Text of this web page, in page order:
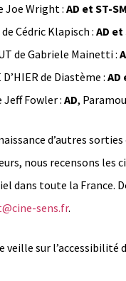
Joe Wright : AD et ST-
de Cédric Klapisch : AD et
de Gabriele Mainetti :
D’HIER de Diastème : AD
Jeff Fowler : AD,
d’autres
nous recensons les
dans toute la
sens.fr.
veille sur l’accessibilité